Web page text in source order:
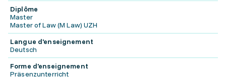
Diplôme
Master
Master of Law (M Law) UZH
Langue d'enseignement
Deutsch
Forme d'enseignement
Präsenzunterricht